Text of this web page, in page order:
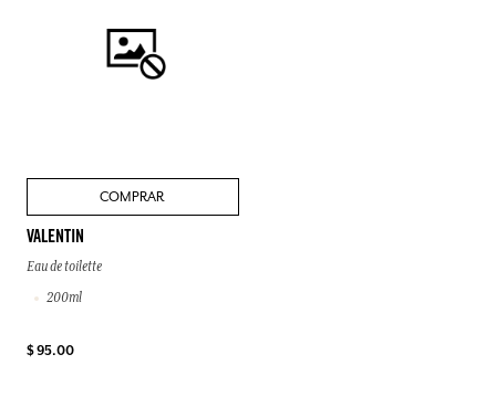
COMPRAR
VALENTIN
Eau de toilette
200ml
$ 95.00